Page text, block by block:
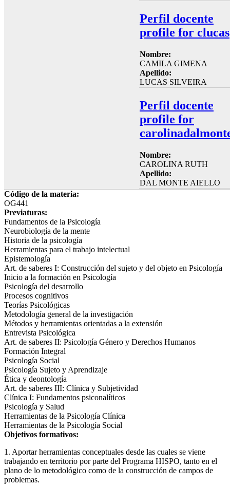
Perfil docente
profile for clucas
Nombre:
CAMILA GIMENA
Apellido:
LUCAS SILVEIRA
Perfil docente
profile for
Nombre:
CAROLINA RUTH
Apellido:
DAL MONTE AIELLO
Código de la materia:
OG441
Previaturas:
Fundamentos de la Psicología
Neurobiología de la mente
Historia de la psicología
Herramientas para el trabajo intelectual
Epistemología
Art. de saberes I: Construcción del sujeto y del objeto en Psicología
Inicio a la formación en Psicología
Psicología del desarrollo
Procesos cognitivos
Teorías Psicológicas
Metodología general de la investigación
Métodos y herramientas orientadas a la extensión
Entrevista Psicológica
Art. de saberes II: Psicología Género y Derechos Humanos
Formación Integral
Psicología Social
Psicología Sujeto y Aprendizaje
Ética y deontología
Art. de saberes III: Clínica y Subjetividad
Clínica I: Fundamentos psiconalíticos
Psicología y Salud
Herramientas de la Psicología Clínica
Herramientas de la Psicología Social
Objetivos formativos:
1. Aportar herramientas conceptuales desde las cuales se viene
trabajando en territorio por parte del Programa HISPO, tanto en el
plano de lo metodológico como de la construcción de campos de
problemas.